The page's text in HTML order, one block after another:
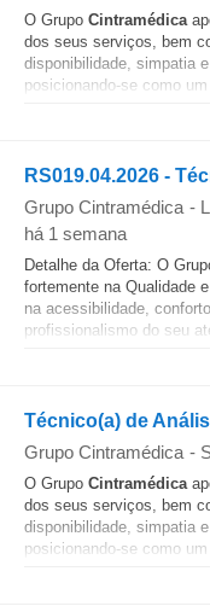
O Grupo Cintramédica
dos seus serviços, bem
disponibilidade, simpatia
posicionando-se como
RS019.04.2026 -
Grupo Cintramédica -
há 1 semana
Detalhe da Oferta: O
fortemente na Qualidade
na acessibilidade,
profissionalismo do seu
Técnico(a) de
Grupo Cintramédica -
O Grupo Cintramédica
dos seus serviços, bem
disponibilidade, simpatia
posicionando-se como